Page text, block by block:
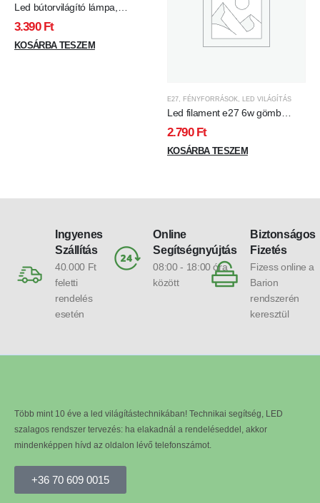
Led bútorvilágító lámpa,
kapcsolóval, 30 cm, 10W
3.390 Ft
KOSÁRBA TESZEM
E27 FÉNYFORRÁSOK LED VILÁGÍTÁS
Led filament e27 6w gömb
Borostyánsárga
2.790 Ft
KOSÁRBA TESZEM
Ingyenes
Szállítás
40.000 Ft
feletti
rendelés
esetén
Online
Segítségnyújtás
08:00 - 18:00 óra
között
Biztonságos
Fizetés
Fizess online a
Barion
rendszerén
keresztül
Több mint 10 éve a led világítástechnikában! Technikai segítség, LED
szalagos rendszer tervezés: ha elakadnál a rendeléseddel, akkor
mindenképpen hívd az oldalon lévő telefonszámot.
+36 70 609 0015